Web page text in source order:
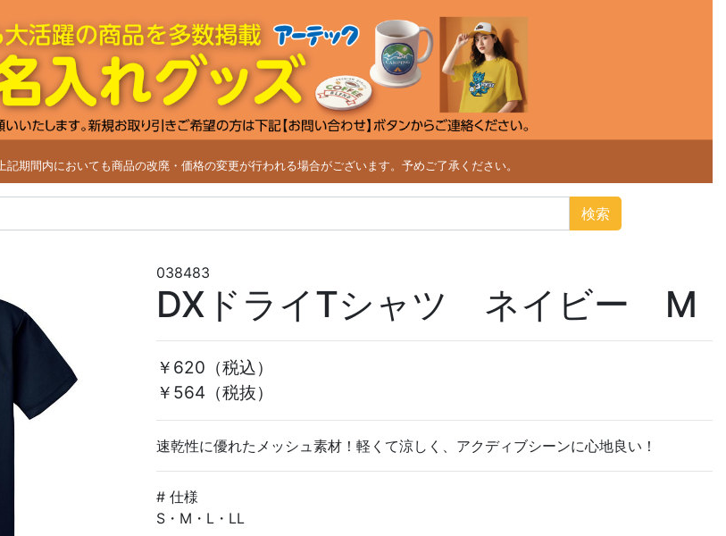
上記期間内においても商品の改廃・価格の変更が行われる場合がございます。予めご了承ください。
検索
038483
DXドライTシャツ ネイビー M
￥620 （税込）
￥564（税抜）
速乾性に優れたメッシュ素材！軽くて涼しく、アクディブシーンに心地良い！
# 仕様
S・M・L・LL